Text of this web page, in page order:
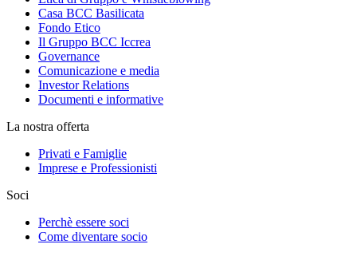
Casa BCC Basilicata
Fondo Etico
Il Gruppo BCC Iccrea
Governance
Comunicazione e media
Investor Relations
Documenti e informative
La nostra offerta
Privati e Famiglie
Imprese e Professionisti
Soci
Perchè essere soci
Come diventare socio